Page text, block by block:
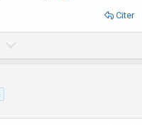
Citer
o